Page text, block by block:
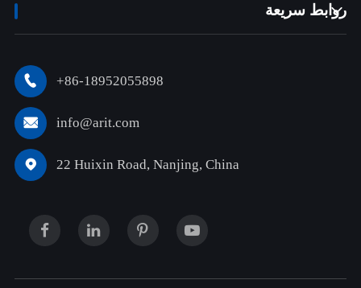
روابط سريعة

 +86-18952055898
 info@arit.com
 22 Huixin Road, Nanjing, China